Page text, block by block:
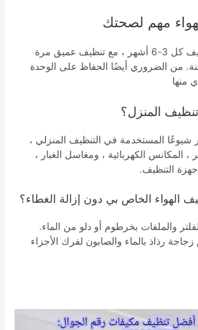
مهم لصحتك
يجب تنظيف وحدات التكييف كل 3-6 أشهر ، مع تنظيف عميق مرة
من الضروري أيضًا الحفاظ على الوحدة
منها
المنزل؟
شيوعًا المستخدمة في التنظيف المنزلي ،
المكانس الكهربائية ، ومغاسل الغبار ،
التنظيف.
الهواء الخاص بي دون إزالة الغطاء؟
والملفات بخرطوم أو دلو من الماء.
رذاذ بالماء والصابون لفرك الأجزاء